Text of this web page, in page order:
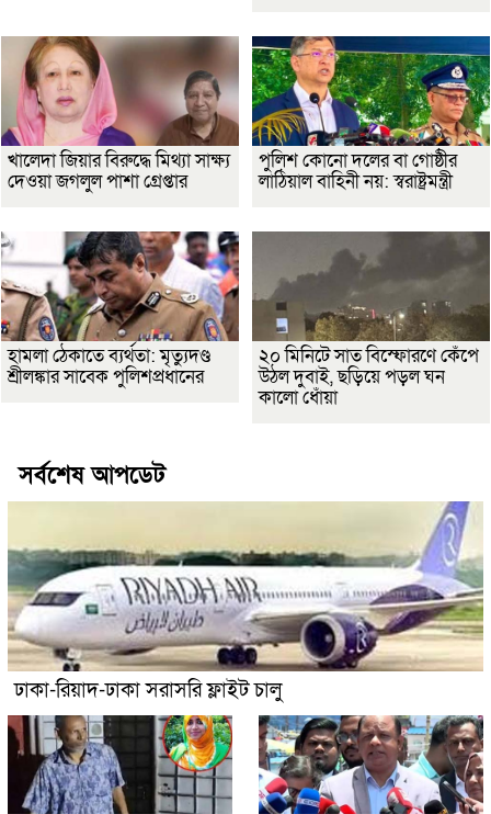
খালেদা জিয়ার বিরুদ্ধে মিথ্যা সাক্ষ্য
দেওয়া জগলুল পাশা গ্রেপ্তার
পুলিশ কোনো দলের বা গোষ্ঠীর
লাঠিয়াল বাহিনী নয়: স্বরাষ্ট্রমন্ত্রী
হামলা ঠেকাতে ব্যর্থতা: মৃত্যুদণ্ড
শ্রীলঙ্কার সাবেক পুলিশপ্রধানের
২০ মিনিটে সাত বিস্ফোরণে কেঁপে
উঠল দুবাই, ছড়িয়ে পড়ল ঘন
কালো ধোঁয়া
সর্বশেষ আপডেট
ঢাকা-রিয়াদ-ঢাকা সরাসরি ফ্লাইট চালু